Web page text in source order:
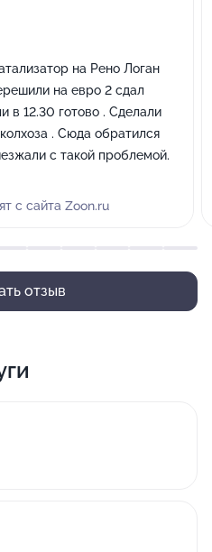
на Рено Логан
на евро 2 сдал
в 12.30 готово . Сделали
. Сюда обратился
с такой проблемой.
с сайта Zoon.ru
отзыв